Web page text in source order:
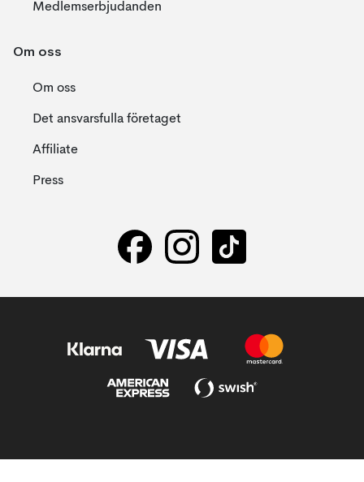
Medlemserbjudanden
Om oss
Om oss
Det ansvarsfulla företaget
Affiliate
Press